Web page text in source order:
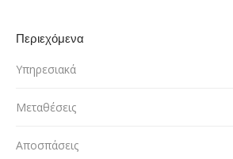
Περιεχόμενα
Υπηρεσιακά
Μεταθέσεις
Αποσπάσεις